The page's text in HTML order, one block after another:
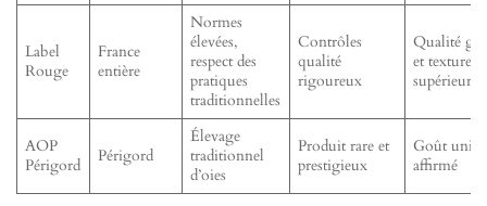
Label
Rouge
France
entière
Normes
élevées,
respect des
pratiques
traditionnelles
Contrôles
qualité
rigoureux
Qualité
et texture
supérieure
AOP
Périgord
Périgord
Élevage
traditionnel
d’oies
Produit rare et
prestigieux
Goût
affirmé